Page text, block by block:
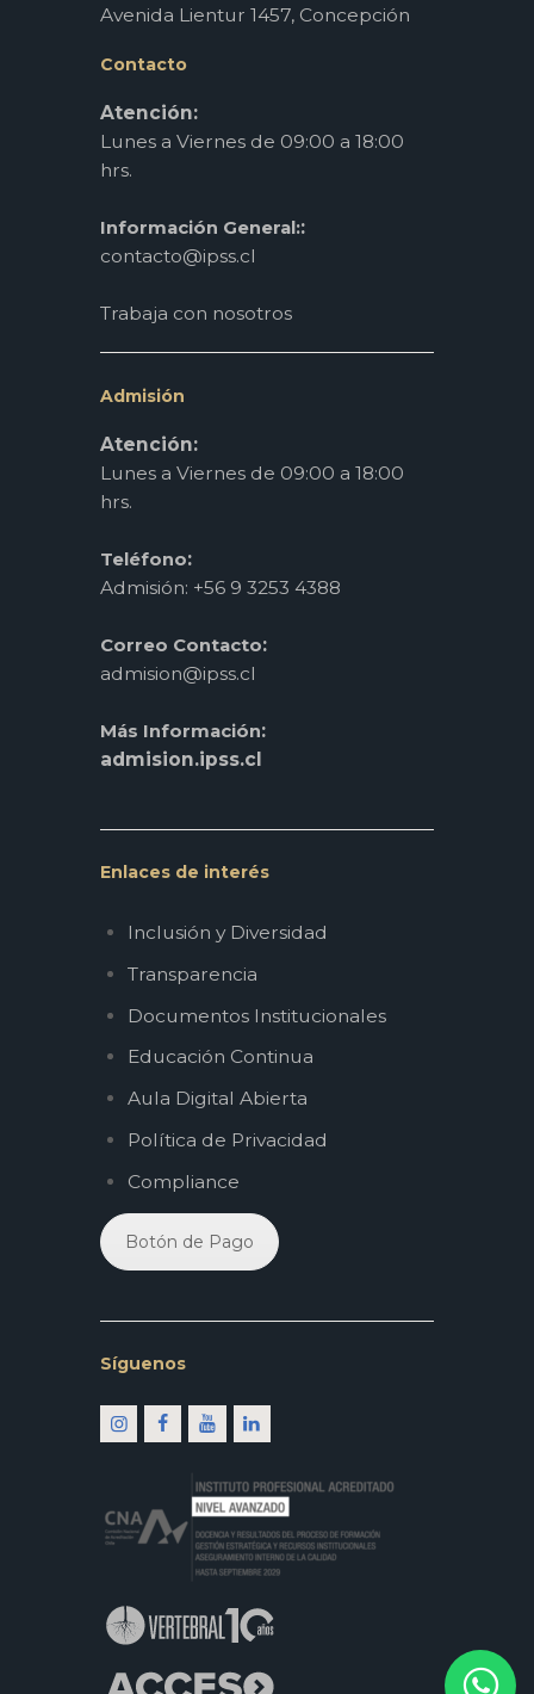
Avenida Lientur 1457, Concepción
Contacto
Atención:
Lunes a Viernes de 09:00 a 18:00
hrs.
Información General::
contacto@ipss.cl
Trabaja con nosotros
Admisión
Atención:
Lunes a Viernes de 09:00 a 18:00
hrs.
Teléfono:
Admisión: +56 9 3253 4388
Correo Contacto:
admision@ipss.cl
Más Información:
admision.ipss.cl
Enlaces de interés
Inclusión y Diversidad
Transparencia
Documentos Institucionales
Educación Continua
Aula Digital Abierta
Política de Privacidad
Compliance
Botón de Pago
Síguenos